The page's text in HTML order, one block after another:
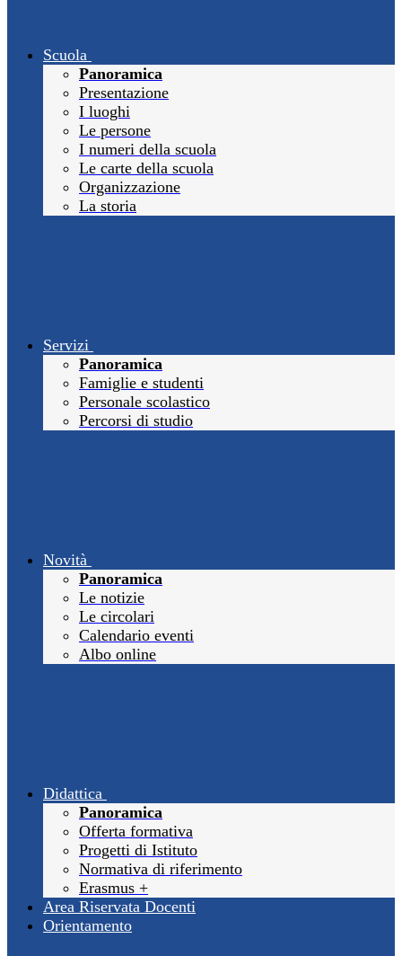
Scuola
Panoramica
Presentazione
I luoghi
Le persone
I numeri della scuola
Le carte della scuola
Organizzazione
La storia
Servizi
Panoramica
Famiglie e studenti
Personale scolastico
Percorsi di studio
Novità
Panoramica
Le notizie
Le circolari
Calendario eventi
Albo online
Didattica
Panoramica
Offerta formativa
Progetti di Istituto
Normativa di riferimento
Erasmus +
Area Riservata Docenti
Orientamento